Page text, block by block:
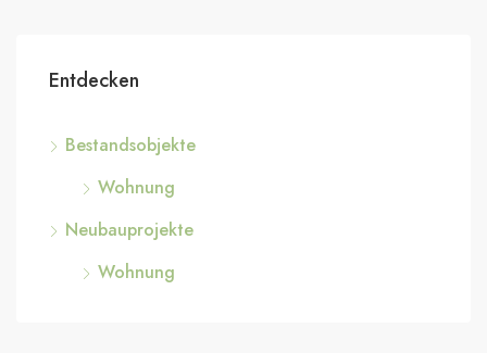
Entdecken
Bestandsobjekte
Wohnung
Neubauprojekte
Wohnung